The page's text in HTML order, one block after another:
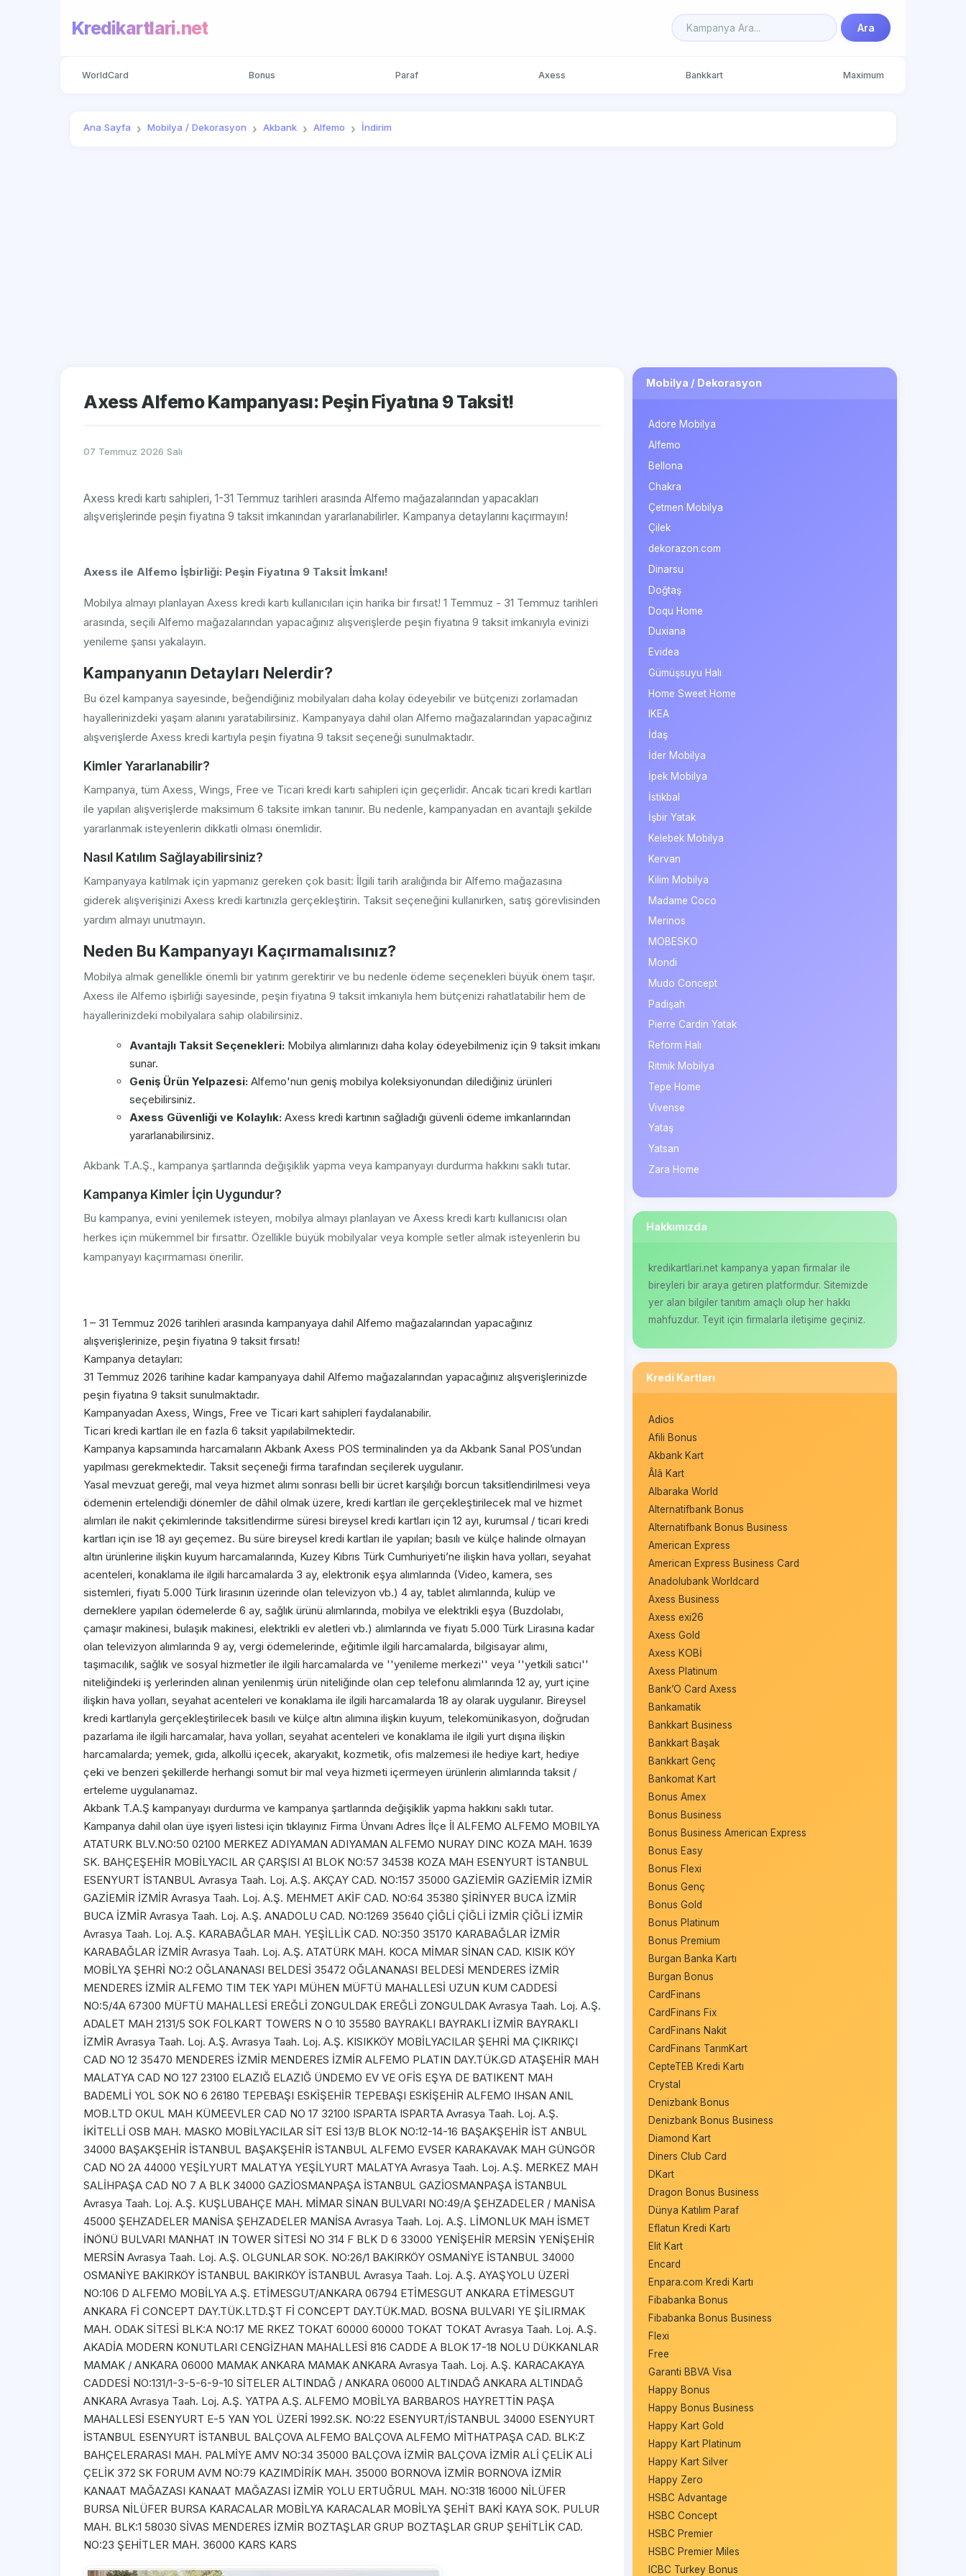
Kredikartlari.net Ara
WorldCard Bonus Paraf Axess Bankkart Maximum
Ana Sayfa Mobilya / Dekorasyon Akbank Alfemo İndirim
Axess Alfemo Kampanyası: Peşin Fiyatına 9 Taksit!
07 Temmuz 2026 Salı
Axess kredi kartı sahipleri, 1-31 Temmuz tarihleri arasında Alfemo mağazalarından yapacakları
alışverişlerinde peşin fiyatına 9 taksit imkanından yararlanabilirler. Kampanya detaylarını kaçırmayın!
Axess ile Alfemo İşbirliği: Peşin Fiyatına 9 Taksit İmkanı!
Mobilya almayı planlayan Axess kredi kartı kullanıcıları için harika bir fırsat! 1 Temmuz - 31 Temmuz tarihleri
arasında, seçili Alfemo mağazalarından yapacağınız alışverişlerde peşin fiyatına 9 taksit imkanıyla evinizi
yenileme şansı yakalayın.
Kampanyanın Detayları Nelerdir?
Bu özel kampanya sayesinde, beğendiğiniz mobilyaları daha kolay ödeyebilir ve bütçenizi zorlamadan
hayallerinizdeki yaşam alanını yaratabilirsiniz. Kampanyaya dahil olan Alfemo mağazalarından yapacağınız
alışverişlerde Axess kredi kartıyla peşin fiyatına 9 taksit seçeneği sunulmaktadır.
Kimler Yararlanabilir?
Kampanya, tüm Axess, Wings, Free ve Ticari kredi kartı sahipleri için geçerlidir. Ancak ticari kredi kartları
ile yapılan alışverişlerde maksimum 6 taksite imkan tanınır. Bu nedenle, kampanyadan en avantajlı şekilde
yararlanmak isteyenlerin dikkatli olması önemlidir.
Nasıl Katılım Sağlayabilirsiniz?
Kampanyaya katılmak için yapmanız gereken çok basit: İlgili tarih aralığında bir Alfemo mağazasına
giderek alışverişinizi Axess kredi kartınızla gerçekleştirin. Taksit seçeneğini kullanırken, satış görevlisinden
yardım almayı unutmayın.
Neden Bu Kampanyayı Kaçırmamalısınız?
Mobilya almak genellikle önemli bir yatırım gerektirir ve bu nedenle ödeme seçenekleri büyük önem taşır.
Axess ile Alfemo işbirliği sayesinde, peşin fiyatına 9 taksit imkanıyla hem bütçenizi rahatlatabilir hem de
hayallerinizdeki mobilyalara sahip olabilirsiniz.
Avantajlı Taksit Seçenekleri: Mobilya alımlarınızı daha kolay ödeyebilmeniz için 9 taksit imkanı
sunar.
Geniş Ürün Yelpazesi: Alfemo'nun geniş mobilya koleksiyonundan dilediğiniz ürünleri
seçebilirsiniz.
Axess Güvenliği ve Kolaylık: Axess kredi kartının sağladığı güvenli ödeme imkanlarından
yararlanabilirsiniz.
Akbank T.A.Ş., kampanya şartlarında değişiklik yapma veya kampanyayı durdurma hakkını saklı tutar.
Kampanya Kimler İçin Uygundur?
Bu kampanya, evini yenilemek isteyen, mobilya almayı planlayan ve Axess kredi kartı kullanıcısı olan
herkes için mükemmel bir fırsattır. Özellikle büyük mobilyalar veya komple setler almak isteyenlerin bu
kampanyayı kaçırmaması önerilir.
1 – 31 Temmuz 2026 tarihleri arasında kampanyaya dahil Alfemo mağazalarından yapacağınız
alışverişlerinize, peşin fiyatına 9 taksit fırsatı!
Kampanya detayları:
31 Temmuz 2026 tarihine kadar kampanyaya dahil Alfemo mağazalarından yapacağınız alışverişlerinizde
peşin fiyatına 9 taksit sunulmaktadır.
Kampanyadan Axess, Wings, Free ve Ticari kart sahipleri faydalanabilir.
Ticari kredi kartları ile en fazla 6 taksit yapılabilmektedir.
Kampanya kapsamında harcamaların Akbank Axess POS terminalinden ya da Akbank Sanal POS’undan
yapılması gerekmektedir. Taksit seçeneği firma tarafından seçilerek uygulanır.
Yasal mevzuat gereği, mal veya hizmet alımı sonrası belli bir ücret karşılığı borcun taksitlendirilmesi veya
ödemenin ertelendiği dönemler de dâhil olmak üzere, kredi kartları ile gerçekleştirilecek mal ve hizmet
alımları ile nakit çekimlerinde taksitlendirme süresi bireysel kredi kartları için 12 ayı, kurumsal / ticari kredi
kartları için ise 18 ayı geçemez. Bu süre bireysel kredi kartları ile yapılan; basılı ve külçe halinde olmayan
altın ürünlerine ilişkin kuyum harcamalarında, Kuzey Kıbrıs Türk Cumhuriyeti’ne ilişkin hava yolları, seyahat
acenteleri, konaklama ile ilgili harcamalarda 3 ay, elektronik eşya alımlarında (Video, kamera, ses
sistemleri, fiyatı 5.000 Türk lirasının üzerinde olan televizyon vb.) 4 ay, tablet alımlarında, kulüp ve
derneklere yapılan ödemelerde 6 ay, sağlık ürünü alımlarında, mobilya ve elektrikli eşya (Buzdolabı,
çamaşır makinesi, bulaşık makinesi, elektrikli ev aletleri vb.) alımlarında ve fiyatı 5.000 Türk Lirasına kadar
olan televizyon alımlarında 9 ay, vergi ödemelerinde, eğitimle ilgili harcamalarda, bilgisayar alımı,
taşımacılık, sağlık ve sosyal hizmetler ile ilgili harcamalarda ve ''yenileme merkezi'' veya ''yetkili satıcı''
niteliğindeki iş yerlerinden alınan yenilenmiş ürün niteliğinde olan cep telefonu alımlarında 12 ay, yurt içine
ilişkin hava yolları, seyahat acenteleri ve konaklama ile ilgili harcamalarda 18 ay olarak uygulanır. Bireysel
kredi kartlarıyla gerçekleştirilecek basılı ve külçe altın alımına ilişkin kuyum, telekomünikasyon, doğrudan
pazarlama ile ilgili harcamalar, hava yolları, seyahat acenteleri ve konaklama ile ilgili yurt dışına ilişkin
harcamalarda; yemek, gıda, alkollü içecek, akaryakıt, kozmetik, ofis malzemesi ile hediye kart, hediye
çeki ve benzeri şekillerde herhangi somut bir mal veya hizmeti içermeyen ürünlerin alımlarında taksit /
erteleme uygulanamaz.
Akbank T.A.Ş kampanyayı durdurma ve kampanya şartlarında değişiklik yapma hakkını saklı tutar.
Kampanya dahil olan üye işyeri listesi için tıklayınız Firma Ünvanı Adres İlçe İl ALFEMO ALFEMO MOBILYA
ATATURK BLV.NO:50 02100 MERKEZ ADIYAMAN ADIYAMAN ALFEMO NURAY DINC KOZA MAH. 1639
SK. BAHÇEŞEHİR MOBİLYACIL AR ÇARŞISI A1 BLOK NO:57 34538 KOZA MAH ESENYURT İSTANBUL
ESENYURT İSTANBUL Avrasya Taah. Loj. A.Ş. AKÇAY CAD. NO:157 35000 GAZİEMİR GAZİEMİR İZMİR
GAZİEMİR İZMİR Avrasya Taah. Loj. A.Ş. MEHMET AKİF CAD. NO:64 35380 ŞİRİNYER BUCA İZMİR
BUCA İZMİR Avrasya Taah. Loj. A.Ş. ANADOLU CAD. NO:1269 35640 ÇİĞLİ ÇİĞLİ İZMİR ÇİĞLİ İZMİR
Avrasya Taah. Loj. A.Ş. KARABAĞLAR MAH. YEŞİLLİK CAD. NO:350 35170 KARABAĞLAR İZMİR
KARABAĞLAR İZMİR Avrasya Taah. Loj. A.Ş. ATATÜRK MAH. KOCA MİMAR SİNAN CAD. KISIK KÖY
MOBİLYA ŞEHRİ NO:2 OĞLANANASI BELDESİ 35472 OĞLANANASI BELDESİ MENDERES İZMİR
MENDERES İZMİR ALFEMO TIM TEK YAPI MÜHEN MÜFTÜ MAHALLESİ UZUN KUM CADDESİ
NO:5/4A 67300 MÜFTÜ MAHALLESİ EREĞLİ ZONGULDAK EREĞLİ ZONGULDAK Avrasya Taah. Loj. A.Ş.
ADALET MAH 2131/5 SOK FOLKART TOWERS N O 10 35580 BAYRAKLI BAYRAKLI İZMİR BAYRAKLI
İZMİR Avrasya Taah. Loj. A.Ş. Avrasya Taah. Loj. A.Ş. KISIKKÖY MOBİLYACILAR ŞEHRİ MA ÇIKRIKÇI
CAD NO 12 35470 MENDERES İZMİR MENDERES İZMİR ALFEMO PLATIN DAY.TÜK.GD ATAŞEHİR MAH
MALATYA CAD NO 127 23100 ELAZIĞ ELAZIĞ ÜNDEMO EV VE OFİS EŞYA DE BATIKENT MAH
BADEMLİ YOL SOK NO 6 26180 TEPEBAŞI ESKİŞEHİR TEPEBAŞI ESKİŞEHİR ALFEMO IHSAN ANIL
MOB.LTD OKUL MAH KÜMEEVLER CAD NO 17 32100 ISPARTA ISPARTA Avrasya Taah. Loj. A.Ş.
İKİTELLİ OSB MAH. MASKO MOBİLYACILAR SİT ESİ 13/B BLOK NO:12-14-16 BAŞAKŞEHİR İST ANBUL
34000 BAŞAKŞEHİR İSTANBUL BAŞAKŞEHİR İSTANBUL ALFEMO EVSER KARAKAVAK MAH GÜNGÖR
CAD NO 2A 44000 YEŞİLYURT MALATYA YEŞİLYURT MALATYA Avrasya Taah. Loj. A.Ş. MERKEZ MAH
SALİHPAŞA CAD NO 7 A BLK 34000 GAZİOSMANPAŞA İSTANBUL GAZİOSMANPAŞA İSTANBUL
Avrasya Taah. Loj. A.Ş. KUŞLUBAHÇE MAH. MİMAR SİNAN BULVARI NO:49/A ŞEHZADELER / MANİSA
45000 ŞEHZADELER MANİSA ŞEHZADELER MANİSA Avrasya Taah. Loj. A.Ş. LİMONLUK MAH İSMET
İNÖNÜ BULVARI MANHAT IN TOWER SİTESİ NO 314 F BLK D 6 33000 YENİŞEHİR MERSİN YENİŞEHİR
MERSİN Avrasya Taah. Loj. A.Ş. OLGUNLAR SOK. NO:26/1 BAKIRKÖY OSMANİYE İSTANBUL 34000
OSMANİYE BAKIRKÖY İSTANBUL BAKIRKÖY İSTANBUL Avrasya Taah. Loj. A.Ş. AYAŞYOLU ÜZERİ
NO:106 D ALFEMO MOBİLYA A.Ş. ETİMESGUT/ANKARA 06794 ETİMESGUT ANKARA ETİMESGUT
ANKARA Fİ CONCEPT DAY.TÜK.LTD.ŞT Fİ CONCEPT DAY.TÜK.MAD. BOSNA BULVARI YE ŞİLIRMAK
MAH. ODAK SİTESİ BLK:A NO:17 ME RKEZ TOKAT 60000 60000 TOKAT TOKAT Avrasya Taah. Loj. A.Ş.
AKADİA MODERN KONUTLARI CENGİZHAN MAHALLESİ 816 CADDE A BLOK 17-18 NOLU DÜKKANLAR
MAMAK / ANKARA 06000 MAMAK ANKARA MAMAK ANKARA Avrasya Taah. Loj. A.Ş. KARACAKAYA
CADDESİ NO:131/1-3-5-6-9-10 SİTELER ALTINDAĞ / ANKARA 06000 ALTINDAĞ ANKARA ALTINDAĞ
ANKARA Avrasya Taah. Loj. A.Ş. YATPA A.Ş. ALFEMO MOBİLYA BARBAROS HAYRETTİN PAŞA
MAHALLESİ ESENYURT E-5 YAN YOL ÜZERİ 1992.SK. NO:22 ESENYURT/İSTANBUL 34000 ESENYURT
İSTANBUL ESENYURT İSTANBUL BALÇOVA ALFEMO BALÇOVA ALFEMO MİTHATPAŞA CAD. BLK:Z
BAHÇELERARASI MAH. PALMİYE AMV NO:34 35000 BALÇOVA İZMİR BALÇOVA İZMİR ALİ ÇELİK ALİ
ÇELİK 372 SK FORUM AVM NO:79 KAZIMDİRİK MAH. 35000 BORNOVA İZMİR BORNOVA İZMİR
KANAAT MAĞAZASI KANAAT MAĞAZASI İZMİR YOLU ERTUĞRUL MAH. NO:318 16000 NİLÜFER
BURSA NİLÜFER BURSA KARACALAR MOBİLYA KARACALAR MOBİLYA ŞEHİT BAKİ KAYA SOK. PULUR
MAH. BLK:1 58030 SİVAS MENDERES İZMİR BOZTAŞLAR GRUP BOZTAŞLAR GRUP ŞEHİTLİK CAD.
NO:23 ŞEHİTLER MAH. 36000 KARS KARS
Mobilya / Dekorasyon
Adore Mobilya
Alfemo
Bellona
Chakra
Çetmen Mobilya
Çilek
dekorazon.com
Dinarsu
Doğtaş
Doqu Home
Duxiana
Evidea
Gümüşsuyu Halı
Home Sweet Home
IKEA
İdaş
İder Mobilya
İpek Mobilya
İstikbal
İşbir Yatak
Kelebek Mobilya
Kervan
Kilim Mobilya
Madame Coco
Merinos
MOBESKO
Mondi
Mudo Concept
Padişah
Pierre Cardin Yatak
Reform Halı
Ritmik Mobilya
Tepe Home
Vivense
Yataş
Yatsan
Zara Home
Hakkımızda
kredikartlari.net kampanya yapan firmalar ile
bireyleri bir araya getiren platformdur. Sitemizde
yer alan bilgiler tanıtım amaçlı olup her hakkı
mahfuzdur. Teyit için firmalarla iletişime geçiniz.
Kredi Kartları
Adios
Afili Bonus
Akbank Kart
Âlâ Kart
Albaraka World
Alternatifbank Bonus
Alternatifbank Bonus Business
American Express
American Express Business Card
Anadolubank Worldcard
Axess Business
Axess exi26
Axess Gold
Axess KOBİ
Axess Platinum
Bank’O Card Axess
Bankamatik
Bankkart Business
Bankkart Başak
Bankkart Genç
Bankomat Kart
Bonus Amex
Bonus Business
Bonus Business American Express
Bonus Easy
Bonus Flexi
Bonus Genç
Bonus Gold
Bonus Platinum
Bonus Premium
Burgan Banka Kartı
Burgan Bonus
CardFinans
CardFinans Fix
CardFinans Nakit
CardFinans TarımKart
CepteTEB Kredi Kartı
Crystal
Denizbank Bonus
Denizbank Bonus Business
Diamond Kart
Diners Club Card
DKart
Dragon Bonus Business
Dünya Katılım Paraf
Eflatun Kredi Kartı
Elit Kart
Encard
Enpara.com Kredi Kartı
Fibabanka Bonus
Fibabanka Bonus Business
Flexi
Free
Garanti BBVA Visa
Happy Bonus
Happy Bonus Business
Happy Kart Gold
Happy Kart Platinum
Happy Kart Silver
Happy Zero
HSBC Advantage
HSBC Concept
HSBC Premier
HSBC Premier Miles
ICBC Turkey Bonus